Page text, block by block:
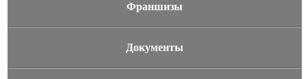
Франшизы
Документы